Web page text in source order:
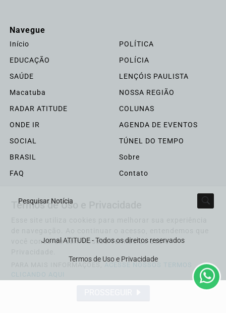
Navegue
Início
POLÍTICA
EDUCAÇÃO
POLÍCIA
SAÚDE
LENÇÓIS PAULISTA
Macatuba
NOSSA REGIÃO
RADAR ATITUDE
COLUNAS
ONDE IR
AGENDA DE EVENTOS
SOCIAL
TÚNEL DO TEMPO
BRASIL
Sobre
FAQ
Contato
Pesquisar Notícia
Jornal ATITUDE - Todos os direitos reservados
Termos de Uso e Privacidade
Termos de Uso e Privacidade
você concorda com nossos Termos de Uso e